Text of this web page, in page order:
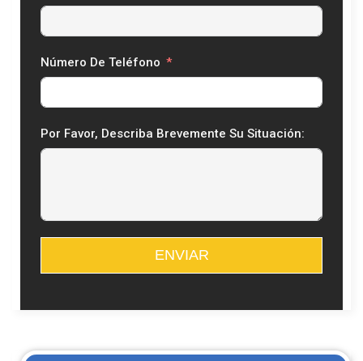
Número De Teléfono
Por Favor, Describa Brevemente Su Situación:
ENVIAR